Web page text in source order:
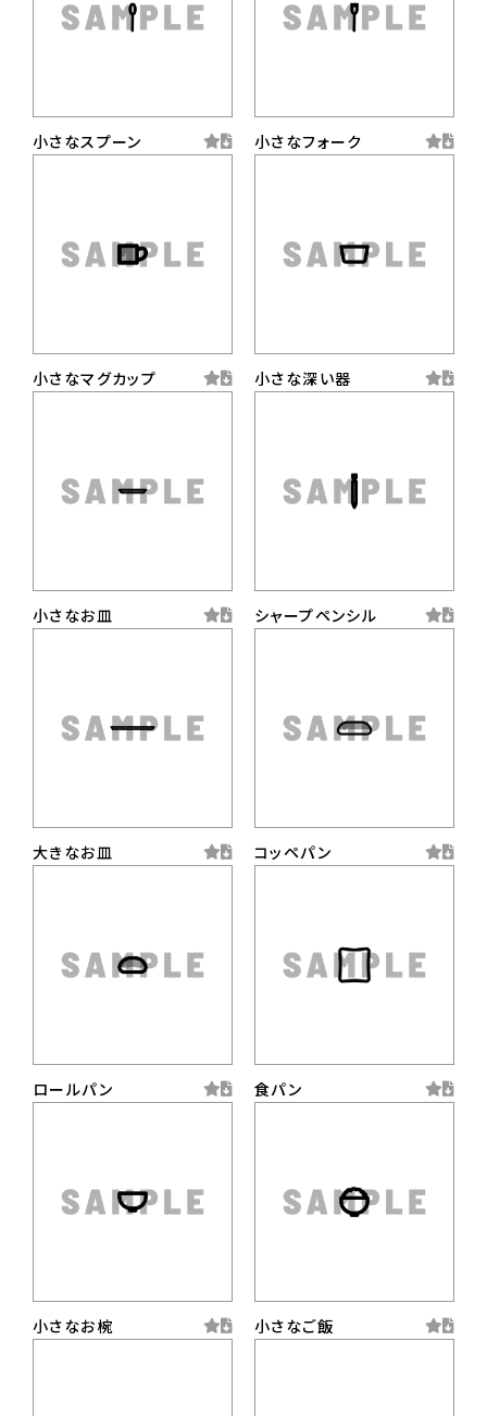
小さなスプーン 小さなフォーク
小さなマグカップ 小さな深い器
小さなお皿 シャープペンシル
大きなお皿 コッペパン
ロールパン 食パン
小さなお椀 小さなご飯